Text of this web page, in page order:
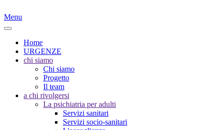
Menu
Home
URGENZE
chi siamo
Chi siamo
Progetto
Il team
a chi rivolgersi
La psichiatria per adulti
Servizi sanitari
Servizi socio-sanitari